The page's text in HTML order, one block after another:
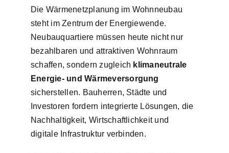
Die Wärmenetzplanung im Wohnneubau
steht im Zentrum der Energiewende.
Neubauquartiere müssen heute nicht nur
bezahlbaren und attraktiven Wohnraum
schaffen, sondern zugleich klimaneutrale
Energie- und Wärmeversorgung
sicherstellen. Bauherren, Städte und
Investoren fordern integrierte Lösungen, die
Nachhaltigkeit, Wirtschaftlichkeit und
digitale Infrastruktur verbinden.